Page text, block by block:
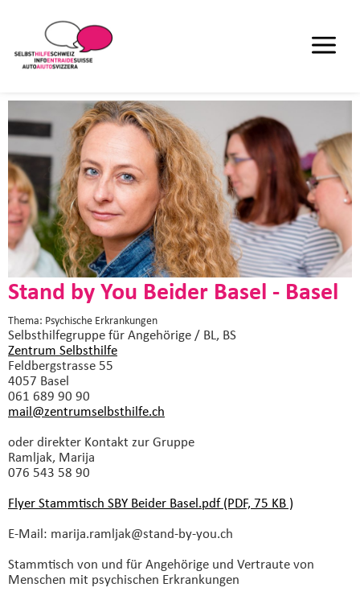
Stand by You Beider Basel - Basel
Thema: Psychische Erkrankungen
Selbsthilfegruppefür Angehörige / BL, BS
Zentrum Selbsthilfe
Feldbergstrasse 55
4057 Basel
061 689 90 90
mail@zentrumselbsthilfe.ch
oder direkter Kontakt zur Gruppe
Ramljak, Marija
076 543 58 90
Flyer Stammtisch SBY Beider Basel.pdf (PDF, 75 KB )
E-Mail: marija.ramljak@stand-by-you.ch
Stammtisch von und für Angehörige und Vertraute von
Menschen mit psychischen Erkrankungen